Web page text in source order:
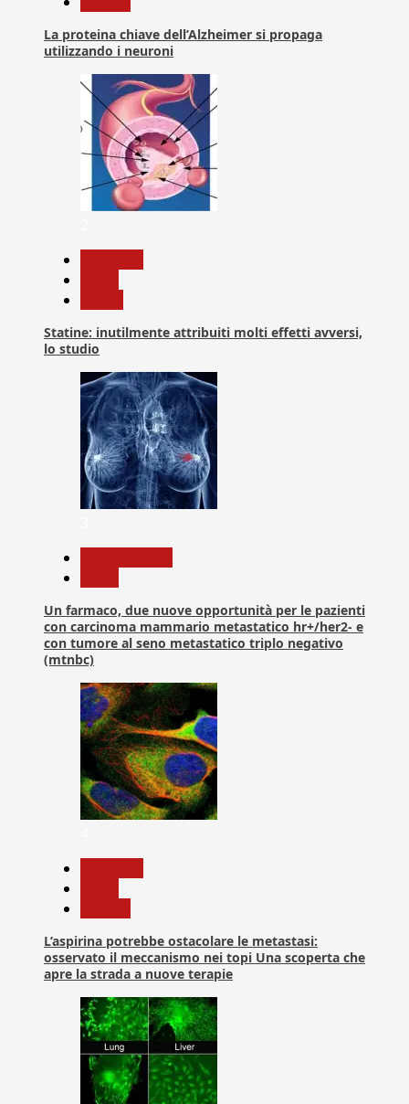
La proteina chiave dell’Alzheimer si propaga
utilizzando i neuroni
Statine: inutilmente attribuiti molti effetti avversi,
lo studio
Un farmaco, due nuove opportunità per le pazienti
con carcinoma mammario metastatico hr+/her2- e
con tumore al seno metastatico triplo negativo
(mtnbc)
L’aspirina potrebbe ostacolare le metastasi:
osservato il meccanismo nei topi Una scoperta che
apre la strada a nuove terapie